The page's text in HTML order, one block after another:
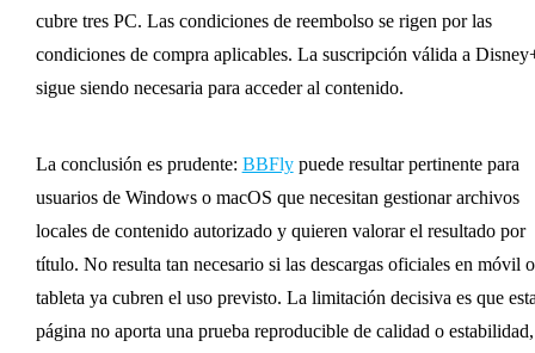
cubre tres PC. Las condiciones de reembolso se rigen por las
condiciones de compra aplicables. La suscripción válida a
sigue siendo necesaria para acceder al contenido.
La conclusión es prudente: BBFlypuede resultar pertinente para
usuarios de Windows o macOS que necesitan gestionar archivos
locales de contenido autorizado y quieren valorar el resultado por
título. No resulta tan necesario si las descargas oficiales en móvil o
tableta ya cubren el uso previsto. La limitación decisiva es que
página no aporta una prueba reproducible de calidad o